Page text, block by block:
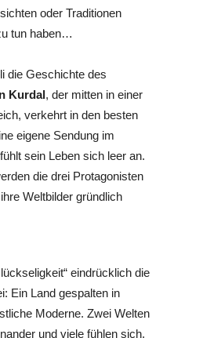
oder Traditionen
tun haben…
die Geschichte des
Kurdal, der mitten in einer
verkehrt in den besten
eigene Sendung im
sein Leben sich leer an.
die drei Protagonisten
Weltbilder gründlich
eindrücklich die
Ein Land gespalten in
Moderne. Zwei Welten
und viele fühlen sich,